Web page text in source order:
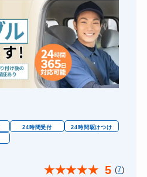
24時間受付
24時間駆けつけ
★★★★★ 5 (7)